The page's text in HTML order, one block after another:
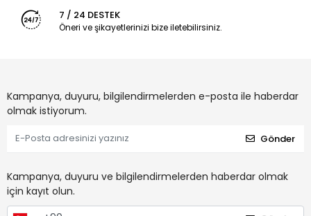
7 / 24 DESTEK
Öneri ve şikayetlerinizi bize iletebilirsiniz.
Kampanya, duyuru, bilgilendirmelerden e-posta ile haberdar
olmak istiyorum.
Gönder
Kampanya, duyuru ve bilgilendirmelerden haberdar olmak
için kayıt olun.